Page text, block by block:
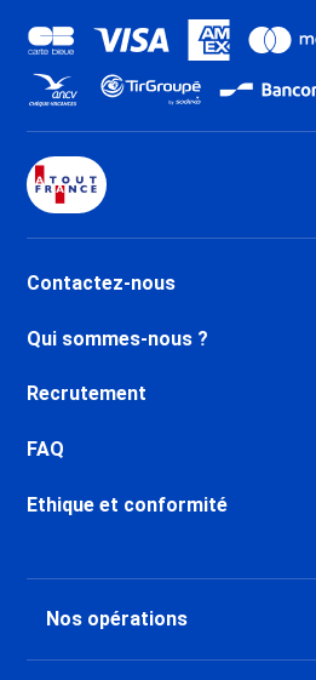
Contactez-nous
Qui sommes-nous ?
Recrutement
FAQ
Ethique et conformité
Nos opérations